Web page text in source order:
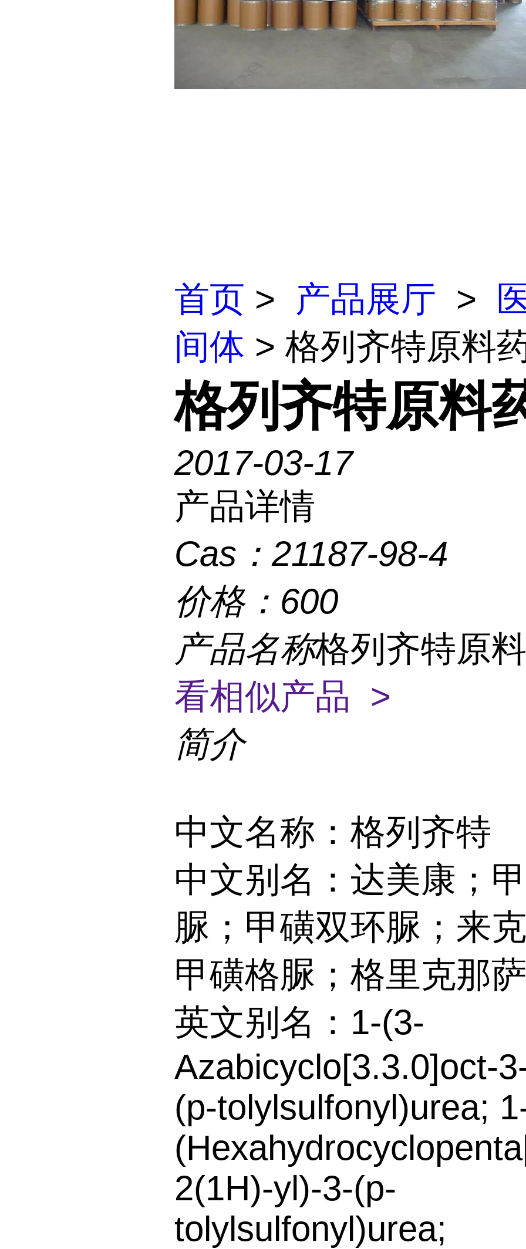
首页 > 产品展厅 >
间体 > 格列齐特原料
格列齐特原料
2017-03-17
产品详情
Cas： 21187-98-4
价格： 600
产品名称格列齐特原
看相似产品 >
简介
中文名称：格列齐特
中文别名：达美康；
脲；甲磺双环脲；来
甲磺格脲；格里克那萨
英文别名：1-(3-
Azabicyclo[3.3.0]oct-
(p-tolylsulfonyl)urea;
2(1H)-yl)-3-(p-
tolylsulfonyl)urea;